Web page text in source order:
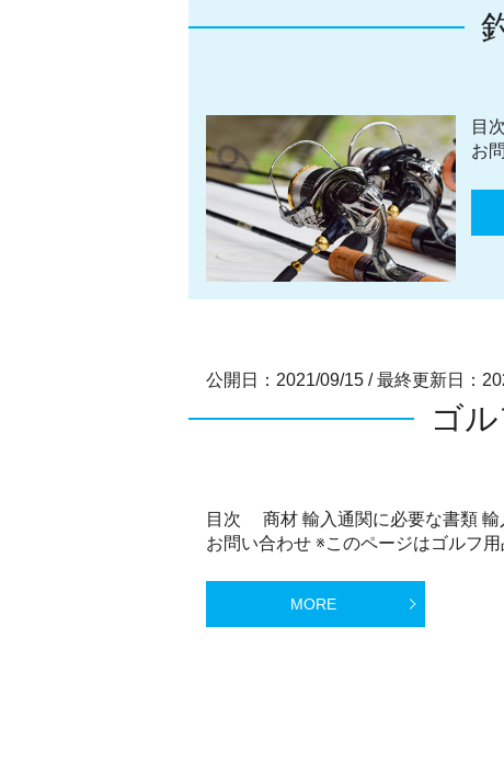
目
お
公開日：2021/09/15 / 最終更新日：
ゴ
目次 商材 輸入通関に必要な書類 輸
お問い合わせ ※このページはゴルフ
MORE